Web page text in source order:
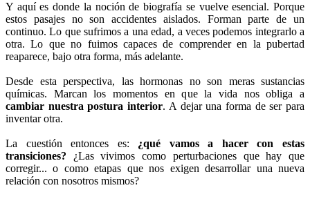
Y aquí es donde la noción de biografía se vuelve esencial. Porque
estos pasajes no son accidentes aislados. Forman parte de un
continuo. Lo que sufrimos a una edad, a veces podemos integrarlo a
otra. Lo que no fuimos capaces de comprender en la pubertad
reaparece, bajo otra forma, más adelante.
Desde esta perspectiva, las hormonas no son meras sustancias
químicas. Marcan los momentos en que la vida nos obliga a
cambiar nuestra postura interior. A dejar una forma de ser para
inventar otra.
La cuestión entonces es: ¿qué vamos a hacer con estas
transiciones? ¿Las vivimos como perturbaciones que hay que
corregir... o como etapas que nos exigen desarrollar una nueva
relación con nosotros mismos?